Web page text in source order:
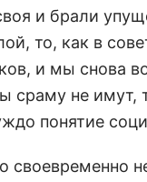
и брали
то, как в
и мы снова
сраму не имут,
понятие
своевременно